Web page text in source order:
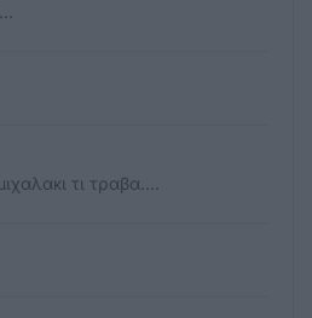
τι τραβα....